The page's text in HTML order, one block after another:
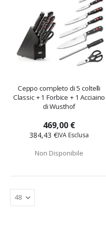
Ceppo completo di 5 coltelli
Classic + 1 Forbice + 1 Acciaino
di Wusthof
469,00 €
384,43 €
Non Disponibile